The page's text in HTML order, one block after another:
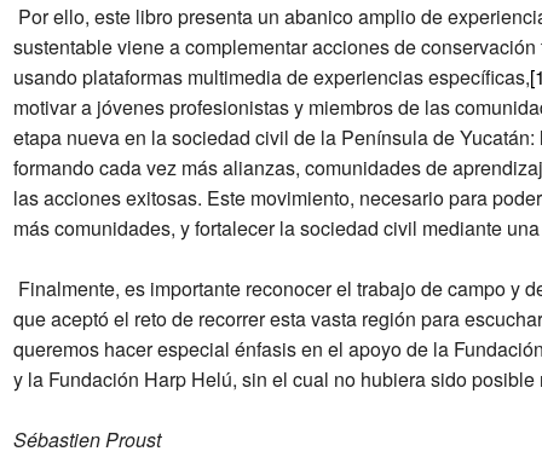
Por ello, este libro presenta un abanico amplio de
sustentable viene a complementar acciones de
usando plataformas multimedia de experiencias específicas,
motivar a jóvenes profesionistas y miembros de las
etapa nueva en la sociedad civil de la Península de
formando cada vez más alianzas, comunidades de
las acciones exitosas. Este movimiento, necesario para
más comunidades, y fortalecer la sociedad civil mediante
Finalmente, es importante reconocer el trabajo de campo y
que aceptó el reto de recorrer esta vasta región para
queremos hacer especial énfasis en el apoyo de la
y la Fundación Harp Helú, sin el cual no hubiera sido
Sébastien Proust